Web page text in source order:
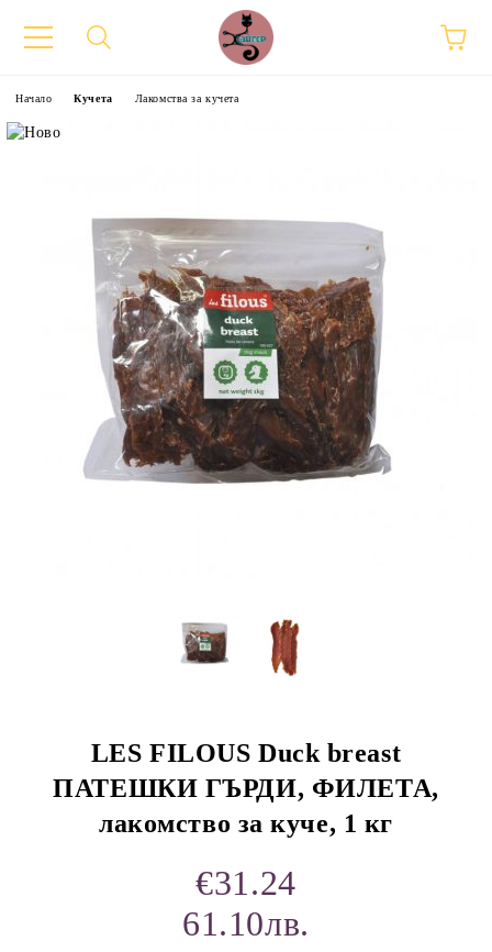
Начало Кучета Лакомства за кучета
LES FILOUS Duck breast
ПАТЕШКИ ГЪРДИ, ФИЛЕТА,
лакомство за куче, 1 кг
€31.24
61.10лв.